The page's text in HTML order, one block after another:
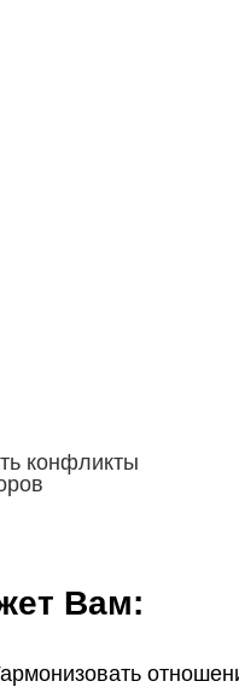
конфликты
Вам: